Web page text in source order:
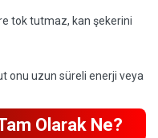
tok tutmaz, kan şekerini
onu uzun süreli enerji veya
Olarak Ne?